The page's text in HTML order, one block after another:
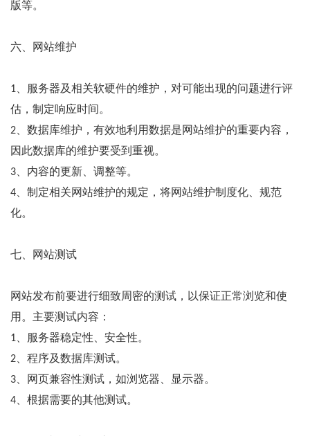
版等。
六、网站维护
1、服务器及相关软硬件的维护，对可能出现的问题进行评
估，制定响应时间。
2、数据库维护，有效地利用数据是网站维护的重要内容，
因此数据库的维护要受到重视。
3、内容的更新、调整等。
4、制定相关网站维护的规定，将网站维护制度化、规范
化。
七、网站测试
网站发布前要进行细致周密的测试，以保证正常浏览和使
用。主要测试内容：
1、服务器稳定性、安全性。
2、程序及数据库测试。
3、网页兼容性测试，如浏览器、显示器。
4、根据需要的其他测试。